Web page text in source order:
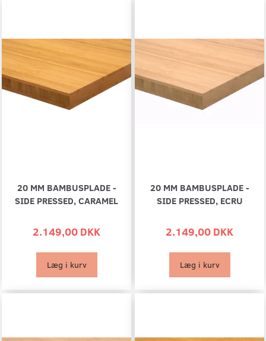
20 MM BAMBUSPLADE -
SIDE PRESSED, CARAMEL
2.149,00 DKK
Læg i kurv
20 MM BAMBUSPLADE -
SIDE PRESSED, ECRU
2.149,00 DKK
Læg i kurv